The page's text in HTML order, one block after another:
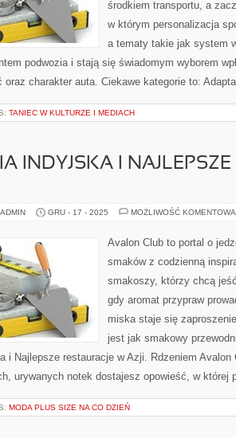
środkiem transportu, a
w którym personalizacja
a tematy takie jak system
podwozia i stają się świadomym wyborem
oraz charakter auta. Ciekawe kategorie to:
TANIEC W KULTURZE I MEDIACH
INDYJSKA I NAJLEPSZE
GRU - 17 - 2025 MOŻLIWOŚĆ
Avalon Club to portal o
smaków z codzienną
smakoszy, którzy chcą
gdy aromat przypraw
miska staje się
jest jak smakowy
i Najlepsze restauracje w Azji. Rdzeniem
urywanych notek dostajesz opowieść, w
MODA PLUS SIZE NA CO DZIEŃ